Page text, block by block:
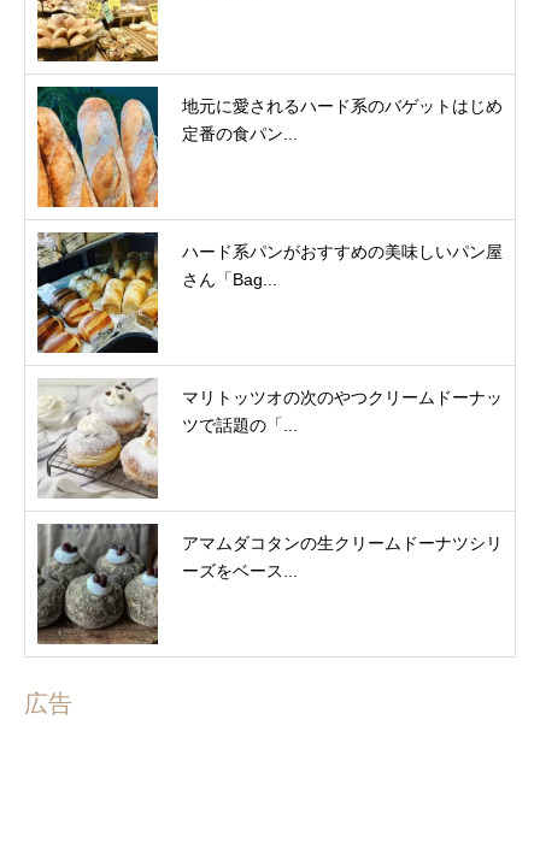
地元に愛されるハード系のバゲットはじめ
定番の食パン...
ハード系パンがおすすめの美味しいパン屋
さん「Bag...
マリトッツオの次のやつクリームドーナッ
ツで話題の「...
アマムダコタンの生クリームドーナツシリ
ーズをベース...
広告